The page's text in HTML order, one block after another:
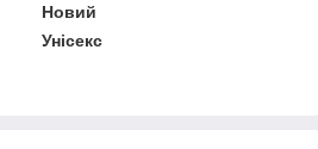
Новий
Унісекс